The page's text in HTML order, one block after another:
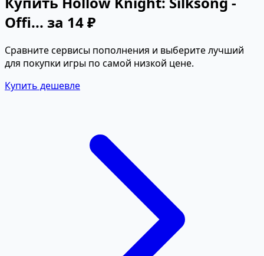
Offi... за 14 ₽
Сравните сервисы пополнения и выберите лучший
для покупки игры по самой низкой цене.
Купить дешевле